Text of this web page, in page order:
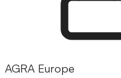
AGRA Europe